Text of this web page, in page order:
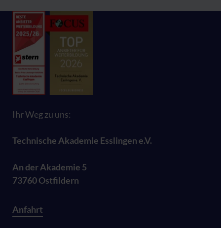
Ihr Weg zu uns:
Technische Akademie Esslingen e.V.
An der Akademie 5
73760 Ostfildern
Anfahrt